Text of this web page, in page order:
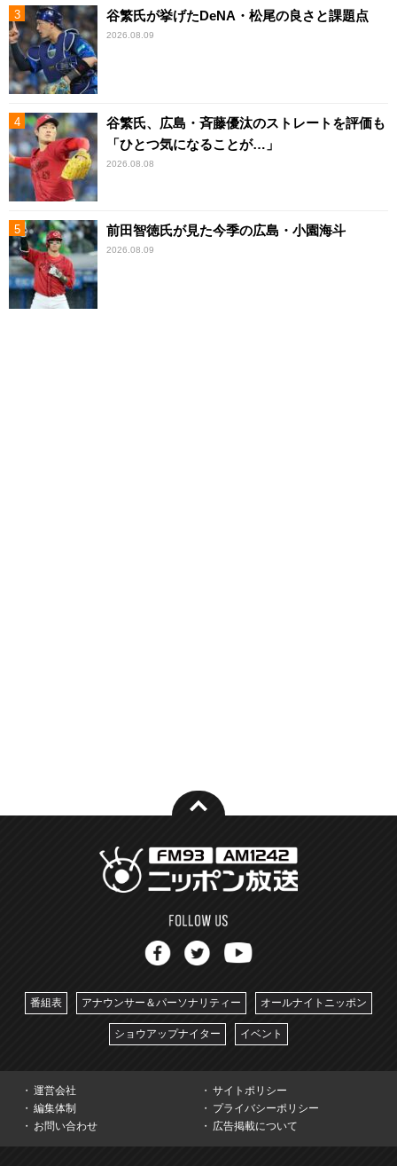
谷繁氏が挙げたDeNA・松尾の良さと課題点
2026.08.09
谷繁氏、広島・斉藤優汰のストレートを評価も
「ひとつ気になることが…」
2026.08.08
前田智徳氏が見た今季の広島・小園海斗
2026.08.09
番組表 アナウンサー＆パーソナリティー オールナイトニッポン
ショウアップナイター イベント
運営会社
サイトポリシー
編集体制
プライバシーポリシー
お問い合わせ
広告掲載について